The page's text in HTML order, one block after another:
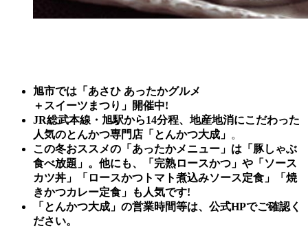
旭市では 「あさひ あったかグルメ
＋ スイーツまつり」開催中!
JR総武本線・旭駅から14分程、地産地消にこだわった
人気のとんかつ専門店「とんかつ大成」 。
この冬おススメの「あったかメニュー」は「豚しゃぶ
食べ放題」。他にも、「完熟ロースかつ」や「ソース
カツ丼」「ロースかつトマト煮込みソース定食」「焼
きかつカレー定食」も人気です!
「とんかつ大成」の営業時間等は、公式HPでご確認く
ださい。